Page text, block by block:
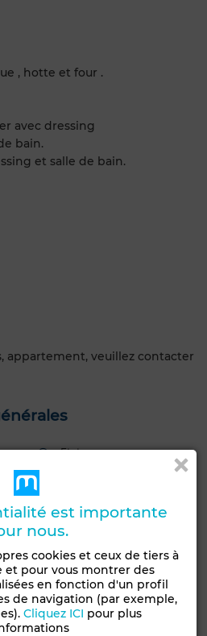
, hotte et four .
avec dressing
bain.
et salle de bain.
appartement, veuillez contacter
Etat
Bon état / habitable
Ascenseur
Sécurité
est importante
nous.
cookies et ceux de tiers à
et pour vous montrer des
en fonction d'un profil
de navigation (par exemple,
Cliquez ICI pour plus